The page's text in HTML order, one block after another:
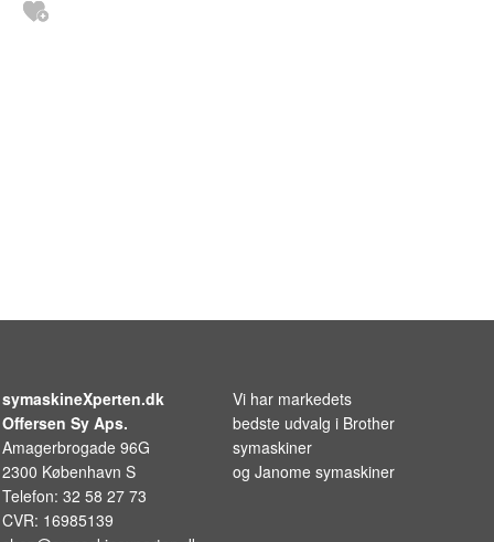
symaskineXperten.dk
Offersen Sy Aps.
Amagerbrogade 96G
2300 København S
Telefon: 32 58 27 73
CVR: 16985139
Vi har markedets
bedste udvalg i Brother
symaskiner
og Janome symaskiner